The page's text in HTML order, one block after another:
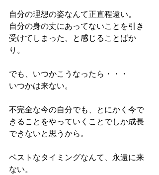
自分の理想の姿なんて正直程遠い。
自分の身の丈にあってないことを引き
受けてしまった、と感じることばか
り。
でも、いつかこうなったら・・・
いつかは来ない。
不完全な今の自分でも、とにかく今で
きることをやっていくことでしか成長
できないと思うから。
ベストなタイミングなんて、永遠に来
ない。